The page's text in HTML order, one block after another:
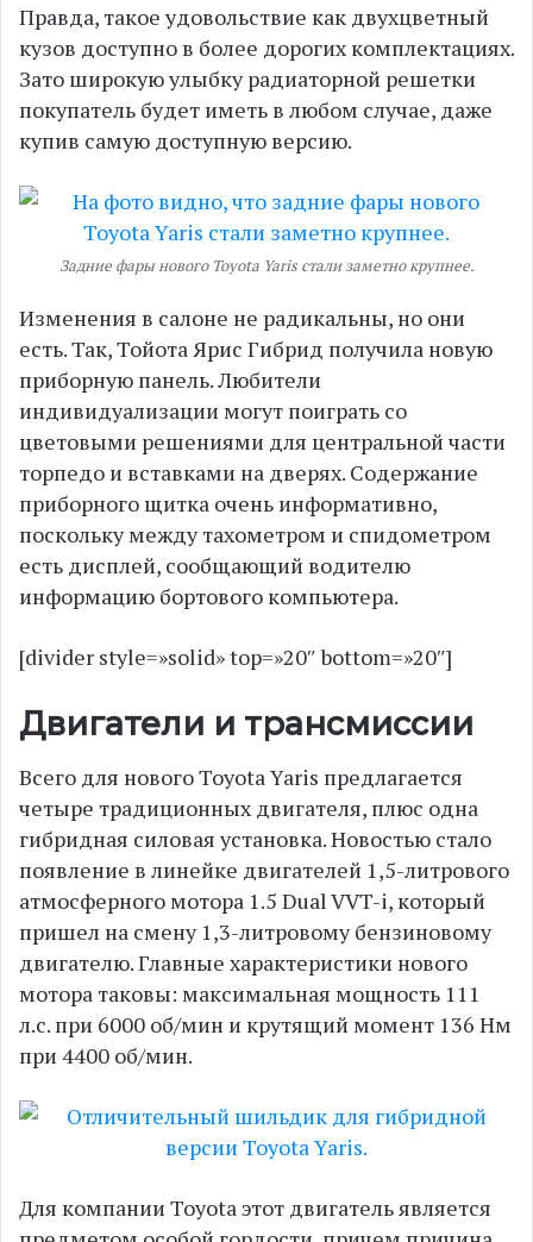
Правда, такое удовольствие как двухцветный
кузов доступно в более дорогих комплектациях.
Зато широкую улыбку радиаторной решетки
покупатель будет иметь в любом случае, даже
купив самую доступную версию.
Задние фары нового Toyota Yaris стали заметно крупнее.
Изменения в салоне не радикальны, но они
есть. Так, Тойота Ярис Гибрид получила новую
приборную панель. Любители
индивидуализации могут поиграть со
цветовыми решениями для центральной части
торпедо и вставками на дверях. Содержание
приборного щитка очень информативно,
поскольку между тахометром и спидометром
есть дисплей, сообщающий водителю
информацию бортового компьютера.
[divider style=»solid» top=»20″ bottom=»20″]
Двигатели и трансмиссии
Всего для нового Toyota Yaris предлагается
четыре традиционных двигателя, плюс одна
гибридная силовая установка. Новостью стало
появление в линейке двигателей 1,5-литрового
атмосферного мотора 1.5 Dual VVT-i, который
пришел на смену 1,3-литровому бензиновому
двигателю. Главные характеристики нового
мотора таковы: максимальная мощность 111
л.с. при 6000 об/мин и крутящий момент 136 Нм
при 4400 об/мин.
Для компании Toyota этот двигатель является